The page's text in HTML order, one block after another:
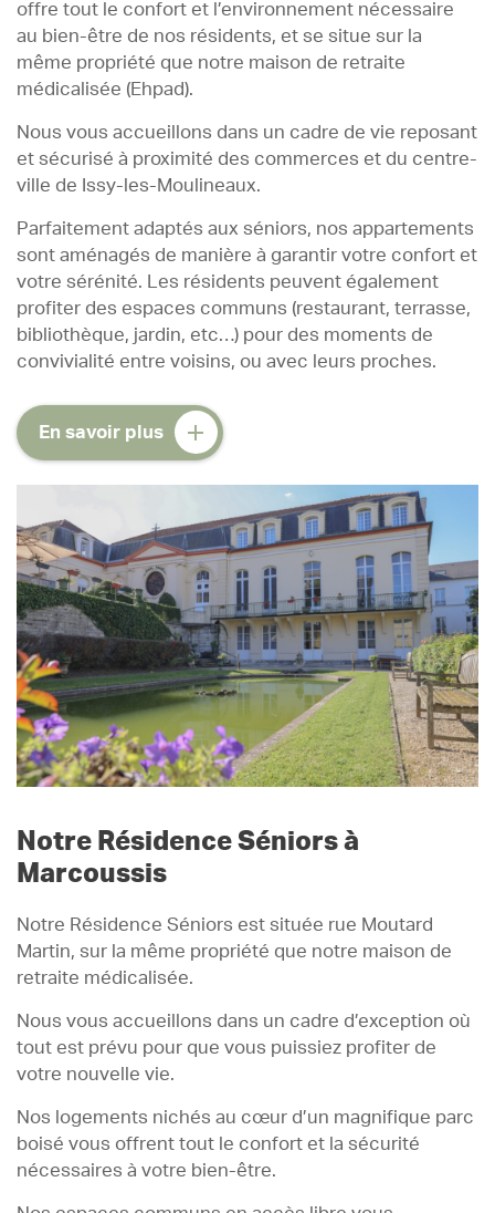
offre tout le confort et l’environnement nécessaire
au bien-être de nos résidents, et se situe sur la
même propriété que notre maison de retraite
médicalisée (Ehpad).
Nous vous accueillons dans un cadre de vie reposant
et sécurisé à proximité des commerces et du centre-
ville de Issy-les-Moulineaux.
Parfaitement adaptés aux séniors, nos appartements
sont aménagés de manière à garantir votre confort et
votre sérénité. Les résidents peuvent également
profiter des espaces communs (restaurant, terrasse,
bibliothèque, jardin, etc…) pour des moments de
convivialité entre voisins, ou avec leurs proches.
En savoir plus
Notre Résidence Séniors à
Marcoussis
Notre Résidence Séniors est située rue Moutard
Martin, sur la même propriété que notre maison de
retraite médicalisée.
Nous vous accueillons dans un cadre d’exception où
tout est prévu pour que vous puissiez profiter de
votre nouvelle vie.
Nos logements nichés au cœur d’un magnifique parc
boisé vous offrent tout le confort et la sécurité
nécessaires à votre bien-être.